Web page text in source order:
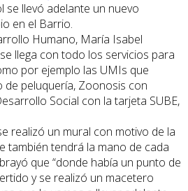
se llevó adelante un nuevo
en el Barrio.
Humano, María Isabel
llega con todo los servicios para
por ejemplo las UMIs que
de peluquería, Zoonosis con
Social con la tarjeta SUBE,
realizó un mural con motivo de la
también tendrá la mano de cada
que “donde había un punto de
y se realizó un macetero